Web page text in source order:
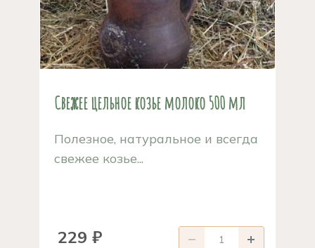
Свежее цельное козье молоко 500 мл
Полезное, натуральное и всегда
свежее козье...
229 ₽